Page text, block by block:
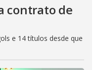
contrato de
e 14 títulos desde que